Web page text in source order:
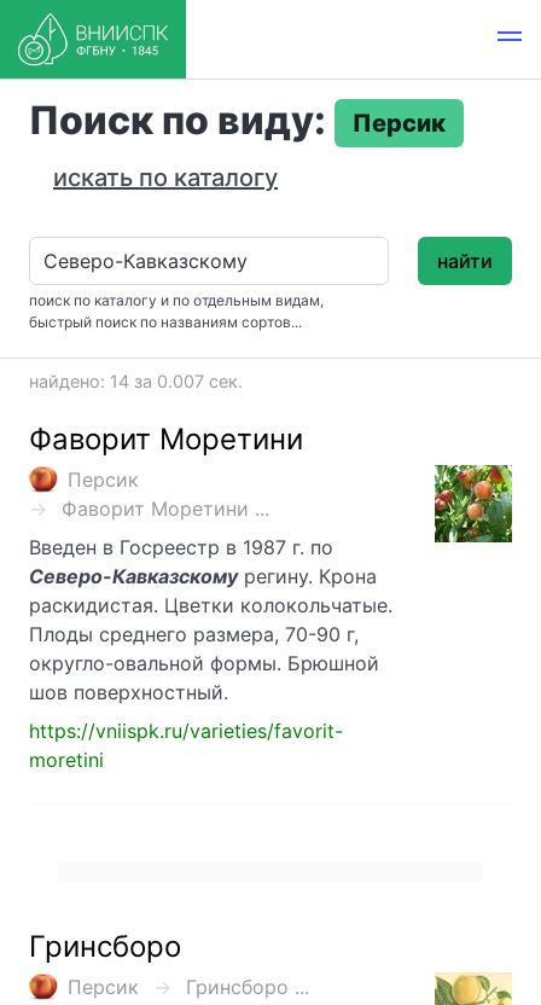
Поиск по виду:
Персик
искать по каталогу
поиск по каталогу и по отдельным видам,
быстрый поиск по названиям сортов...
найти
найдено: 14 за 0.007 сек.
Фаворит Моретини
Персик
Фаворит Моретини ...
Введен в Госреестр в 1987 г. по
Северо-Кавказскомурегину. Крона
раскидистая. Цветки колокольчатые.
Плоды среднего размера, 70-90 г,
округло-овальной формы. Брюшной
шов поверхностный.
https://vniispk.ru/varieties/favorit-
moretini
Гринсборо
Персик
Гринсборо ...